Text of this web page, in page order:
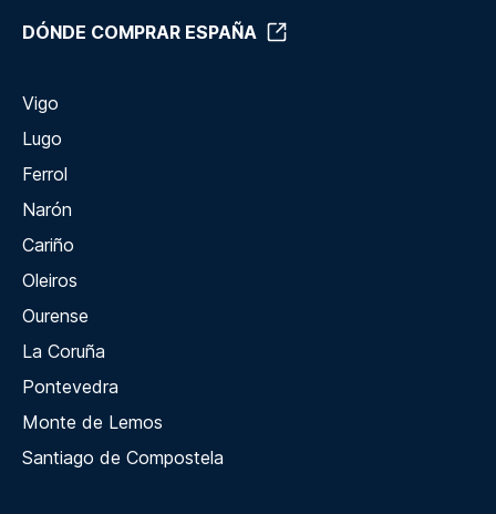
DÓNDE COMPRAR ESPAÑA
Vigo
Lugo
Ferrol
Narón
Cariño
Oleiros
Ourense
La Coruña
Pontevedra
Monte de Lemos
Santiago de Compostela